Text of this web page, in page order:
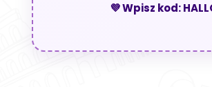
💜 Wpisz kod: